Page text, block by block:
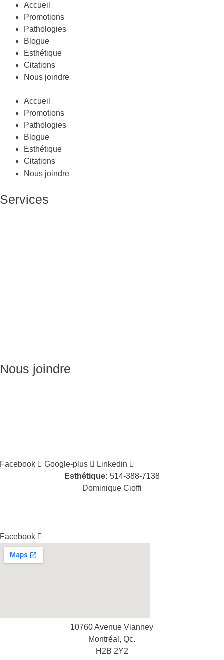
Accueil
Promotions
Pathologies
Blogue
Esthétique
Citations
Nous joindre
Accueil
Promotions
Pathologies
Blogue
Esthétique
Citations
Nous joindre
Services
Nous joindre
Facebook Google-plus
Linkedin
Esthétique: 514-388-7138
Dominique Cioffi
Facebook
10760 Avenue Vianney
Montréal, Qc.
H2B 2Y2